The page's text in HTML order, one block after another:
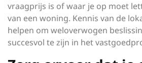
vraagprijs is of waar je op moet
van een woning. Kennis van de
helpen om weloverwogen
succesvol te zijn in het